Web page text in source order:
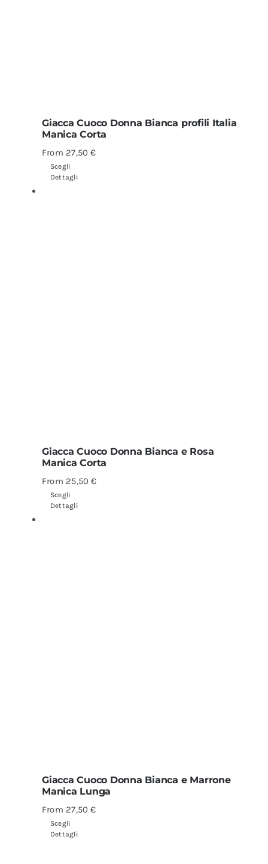
Giacca Cuoco Donna Bianca profili Italia
Manica Corta
From 27,50€
Scegli
Dettagli
Giacca Cuoco Donna Bianca e Rosa
Manica Corta
From 25,50€
Scegli
Dettagli
Giacca Cuoco Donna Bianca e Marrone
Manica Lunga
From 27,50€
Scegli
Dettagli